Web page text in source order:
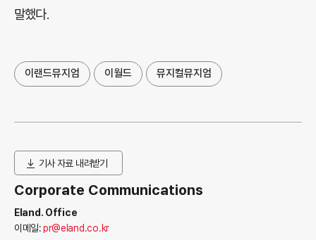
말했다.
이랜드뮤지엄 이월드 뮤지컬뮤지엄
기사 자료 내려받기
Corporate Communications
Eland. Office
이메일:pr@eland.co.kr